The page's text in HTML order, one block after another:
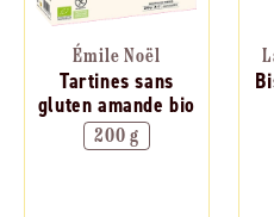
Émile Noël
Tartines sans
gluten amande bio
200 g